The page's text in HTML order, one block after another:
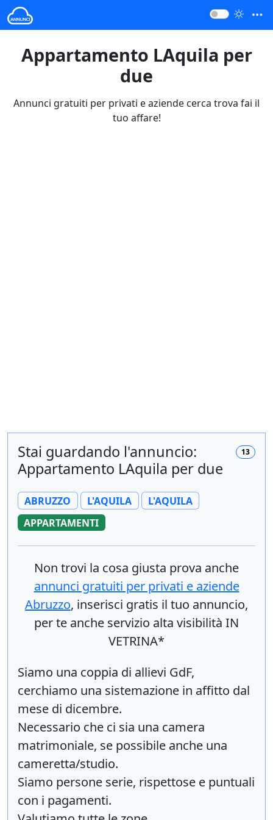
Appartamento LAquila per
due
Annunci gratuiti per privati e aziende cerca trova fai il
tuo affare!
13
Stai guardando l'annuncio:
Appartamento LAquila per due
ABRUZZO L'AQUILA
L'AQUILA
APPARTAMENTI
Non trovi la cosa giusta prova anche
annunci gratuiti per privati e aziende
Abruzzo, inserisci gratis il tuo annuncio,
per te anche servizio alta visibilità IN
VETRINA*
Siamo una coppia di allievi GdF,
cerchiamo una sistemazione in affitto dal
mese di dicembre.
Necessario che ci sia una camera
matrimoniale, se possibile anche una
cameretta/studio.
Siamo persone serie, rispettose e puntuali
con i pagamenti.